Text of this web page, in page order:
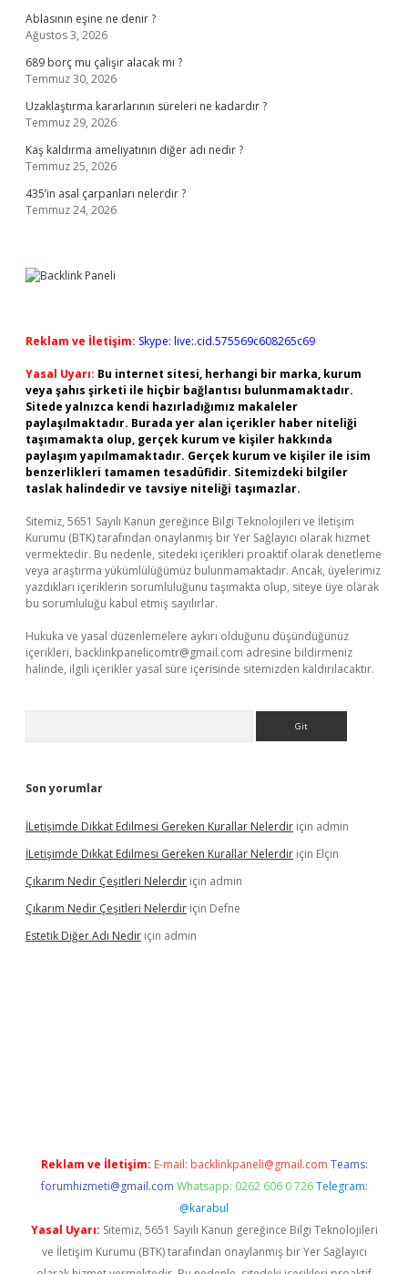
Ablasının eşine ne denir ?
Ağustos 3, 2026
689 borç mu çalişir alacak mı ?
Temmuz 30, 2026
Uzaklaştırma kararlarının süreleri ne kadardır ?
Temmuz 29, 2026
Kaş kaldırma ameliyatının diğer adı nedir ?
Temmuz 25, 2026
435’in asal çarpanları nelerdir ?
Temmuz 24, 2026
Reklam ve İletişim: Skype: live:.cid.575569c608265c69
Yasal Uyarı: Bu internet sitesi, herhangi bir marka, kurum
veya şahıs şirketi ile hiçbir bağlantısı bulunmamaktadır.
Sitede yalnızca kendi hazırladığımız makaleler
paylaşılmaktadır. Burada yer alan içerikler haber niteliği
taşımamakta olup, gerçek kurum ve kişiler hakkında
paylaşım yapılmamaktadır. Gerçek kurum ve kişiler ile isim
benzerlikleri tamamen tesadüfidir. Sitemizdeki bilgiler
taslak halindedir ve tavsiye niteliği taşımazlar.
Sitemiz, 5651 Sayılı Kanun gereğince Bilgi Teknolojileri ve İletişim
Kurumu (BTK) tarafından onaylanmış bir Yer Sağlayıcı olarak hizmet
vermektedir. Bu nedenle, sitedeki içerikleri proaktif olarak denetleme
veya araştırma yükümlülüğümüz bulunmamaktadır. Ancak, üyelerimiz
yazdıkları içeriklerin sorumluluğunu taşımakta olup, siteye üye olarak
bu sorumluluğu kabul etmiş sayılırlar.
Hukuka ve yasal düzenlemelere aykırı olduğunu düşündüğünüz
içerikleri, backlinkpanelicomtr@gmail.com adresine bildirmeniz
halinde, ilgili içerikler yasal süre içerisinde sitemizden kaldırılacaktır.
Son yorumlar
İLetişimde Dikkat Edilmesi Gereken Kurallar Nelerdir için admin
İLetişimde Dikkat Edilmesi Gereken Kurallar Nelerdir için Elçin
Çıkarım Nedir Çeşitleri Nelerdir için admin
Çıkarım Nedir Çeşitleri Nelerdir için Defne
Estetik Diğer Adı Nedir için admin
Reklam ve İletişim: E-mail: backlinkpaneli@gmail.com Teams:
forumhizmeti@gmail.com Whatsapp: 0262 606 0 726 Telegram:
@karabul
Yasal Uyarı: Sitemiz, 5651 Sayılı Kanun gereğince Bilgi Teknolojileri
ve İletişim Kurumu (BTK) tarafından onaylanmış bir Yer Sağlayıcı